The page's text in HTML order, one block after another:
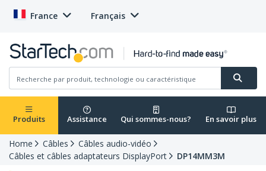
France Français
Produits Assistance Qui sommes-nous? En savoir plus
Home Câbles
Câbles audio-vidéo
Câbles et câbles adaptateurs DisplayPort
DP14MM3M